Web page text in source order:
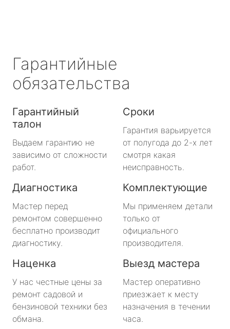
Гарантийные
обязательства
Гарантийный
талон
Выдаем гарантию не
зависимо от сложности
работ.
Сроки
Гарантия варьируется
от полугода до 2-х лет
смотря какая
неисправность.
Диагностика
Мастер перед
ремонтом совершенно
бесплатно производит
диагностику.
Комплектующие
Мы применяем детали
только от
официального
производителя.
Наценка
У нас честные цены за
ремонт садовой и
бензиновой техники без
обмана.
Выезд мастера
Мастер оперативно
приезжает к месту
назначения в течении
часа.